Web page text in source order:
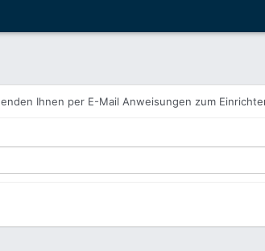
Ihnen per E-Mail Anweisungen zum